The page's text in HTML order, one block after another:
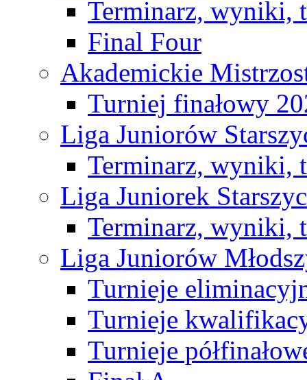
Terminarz, wyniki,
Final Four
Akademickie
Turniej finałowy
Liga Juniorów
Terminarz, wyniki,
Liga Juniorek
Terminarz, wyniki,
Liga Juniorów
Turnieje
Turnieje
Turnieje